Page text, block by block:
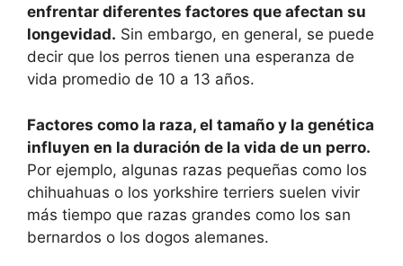
enfrentar diferentes factores que afectan su
longevidad. Sin embargo, en general, se puede
decir que los perros tienen una esperanza de
vida promedio de 10 a 13 años.
Factores como la raza, el tamaño y la genética
influyen en la duración de la vida de un perro.
Por ejemplo, algunas razas pequeñas como los
chihuahuas o los yorkshire terriers suelen vivir
más tiempo que razas grandes como los san
bernardos o los dogos alemanes.